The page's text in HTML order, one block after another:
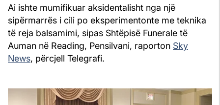
Ai ishte mumifikuar aksidentalisht nga një
sipërmarrës i cili po eksperimentonte me teknika
të reja balsamimi, sipas Shtëpisë Funerale të
Auman në Reading, Pensilvani, raporton Sky
News, përcjell Telegrafi.